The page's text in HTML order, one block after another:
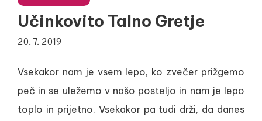
Učinkovito Talno Gretje
20. 7. 2019
Vsekakor nam je vsem lepo, ko zvečer prižgemo
peč in se uležemo v našo posteljo in nam je lepo
toplo in prijetno. Vsekakor pa tudi drži, da danes